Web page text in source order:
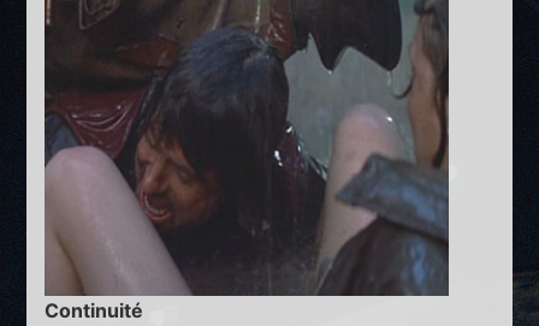
Continuité